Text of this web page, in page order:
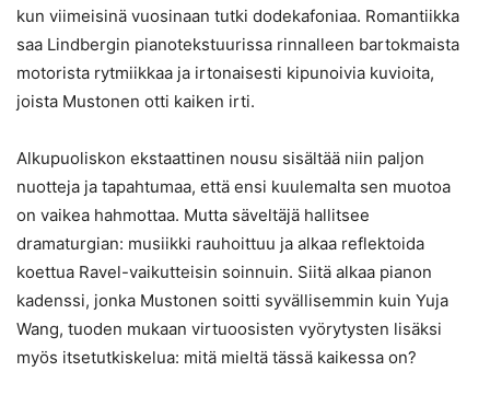
kun viimeisinä vuosinaan tutki dodekafoniaa. Romantiikka
saa Lindbergin pianotekstuurissa rinnalleen bartokmaista
motorista rytmiikkaa ja irtonaisesti kipunoivia kuvioita,
joista Mustonen otti kaiken irti.
Alkupuoliskon ekstaattinen nousu sisältää niin paljon
nuotteja ja tapahtumaa, että ensi kuulemalta sen muotoa
on vaikea hahmottaa. Mutta säveltäjä hallitsee
dramaturgian: musiikki rauhoittuu ja alkaa reflektoida
koettua Ravel-vaikutteisin soinnuin. Siitä alkaa pianon
kadenssi, jonka Mustonen soitti syvällisemmin kuin Yuja
Wang, tuoden mukaan virtuoosisten vyörytysten lisäksi
myös itsetutkiskelua: mitä mieltä tässä kaikessa on?